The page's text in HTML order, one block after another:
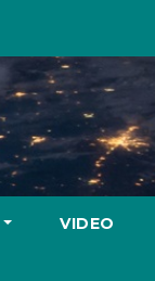
VIDEO